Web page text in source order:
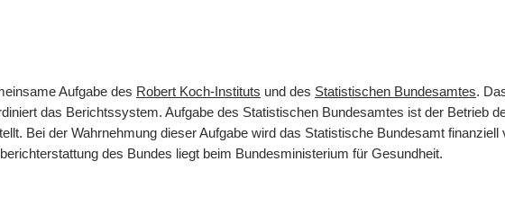
Aufgabe des Robert Koch-Instituts und des Statistischen Bundesamtes.
das Berichtssystem. Aufgabe des Statistischen Bundesamtes ist der Betrieb
Bei der Wahrnehmung dieser Aufgabe wird das Statistische Bundesamt finanziell
des Bundes liegt beim Bundesministerium für Gesundheit.